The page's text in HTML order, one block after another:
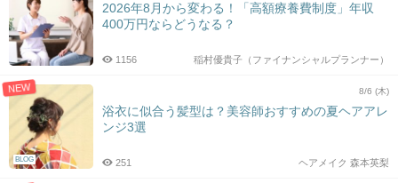
2026年8月から変わる！「高額療養費制度」年収
400万円ならどうなる？
稲村優貴子（ファイナンシャルプランナー）
1156
NEW
BLOG
8/6 (木)
浴衣に似合う髪型は？美容師おすすめの夏ヘアアレ
ンジ3選
ヘアメイク 森本英梨
251